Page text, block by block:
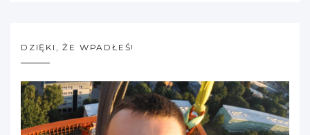
DZIĘKI, ŻE WPADŁEŚ!